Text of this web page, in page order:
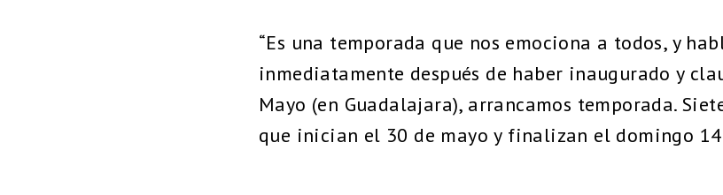
“Es una temporada que nos emociona a todos, y
inmediatamente después de haber inaugurado y
Mayo (en Guadalajara), arrancamos temporada.
que inician el 30 de mayo y finalizan el domingo 14